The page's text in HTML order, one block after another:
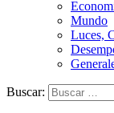
Mundo
Luces,
Buscar: